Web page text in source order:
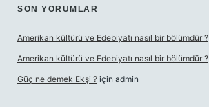
SON YORUMLAR
Amerikan kültürü ve Edebiyatı nasıl bir bölümdür ?
Amerikan kültürü ve Edebiyatı nasıl bir bölümdür ?
Güç ne demek Ekşi ? için admin